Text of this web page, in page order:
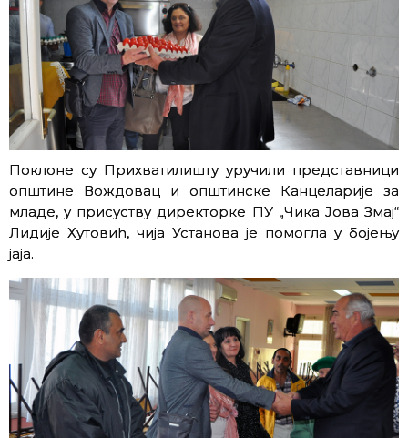
Поклоне су Прихватилишту уручили представници
општине Вождовац и општинске Канцеларије за
младе, у присуству директорке ПУ „Чика Јова Змај“
Лидије Хутовић, чија Установа је помогла у бојењу
јаја.